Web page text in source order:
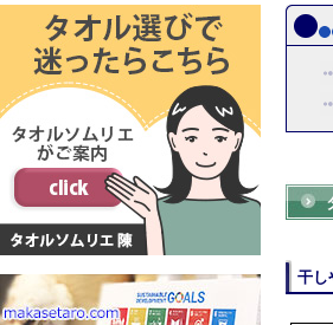
干し